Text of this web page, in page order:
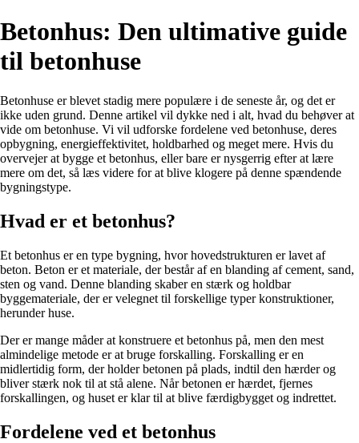
Betonhus: Den ultimative guide
til betonhuse
Betonhuse er blevet stadig mere populære i de seneste år, og det er
ikke uden grund. Denne artikel vil dykke ned i alt, hvad du behøver at
vide om betonhuse. Vi vil udforske fordelene ved betonhuse, deres
opbygning, energieffektivitet, holdbarhed og meget mere. Hvis du
overvejer at bygge et betonhus, eller bare er nysgerrig efter at lære
mere om det, så læs videre for at blive klogere på denne spændende
bygningstype.
Hvad er et betonhus?
Et betonhus er en type bygning, hvor hovedstrukturen er lavet af
beton. Beton er et materiale, der består af en blanding af cement, sand,
sten og vand. Denne blanding skaber en stærk og holdbar
byggemateriale, der er velegnet til forskellige typer konstruktioner,
herunder huse.
Der er mange måder at konstruere et betonhus på, men den mest
almindelige metode er at bruge forskalling. Forskalling er en
midlertidig form, der holder betonen på plads, indtil den hærder og
bliver stærk nok til at stå alene. Når betonen er hærdet, fjernes
forskallingen, og huset er klar til at blive færdigbygget og indrettet.
Fordelene ved et betonhus